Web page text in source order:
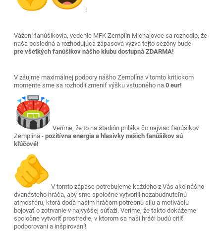
!
Vážení fanúšikovia, vedenie MFK Zemplín Michalovce sa rozhodlo, že
naša posledná a rozhodujúca zápasová výzva tejto sezóny bude
pre všetkých fanúšikov nášho klubu dostupná ZDARMA!
V záujme maximálnej podpory nášho Zemplína v tomto kritickom
momente sme sa rozhodli zmeniť výšku vstupného na0 eur!
Veríme, že to na štadión priláka čo najviac fanúšikov
Zemplína - pozitívna energia a hlasivky našich fanúšikov sú
kľúčové!
V tomto zápase potrebujeme každého z Vás ako nášho
dvanásteho hráča, aby sme spoločne vytvorili nezabudnuteľnú
atmosféru, ktorá dodá našim hráčom potrebnú silu a motiváciu
bojovať o zotrvanie v najvyššej súťaži. Veríme, že takto dokážeme
spoločne vytvoriť prostredie, v ktorom sa naši hráči budú cítiť
podporovaní a inšpirovaní!